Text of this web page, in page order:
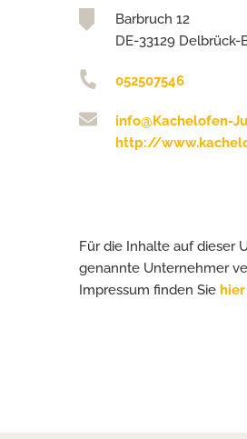
Barbruch 12
DE-33129 Delbrück-
052507546
info@Kachelofen-
http://
Für die Inhalte auf dieser
genannte Unternehmer
Impressum finden Sie hier